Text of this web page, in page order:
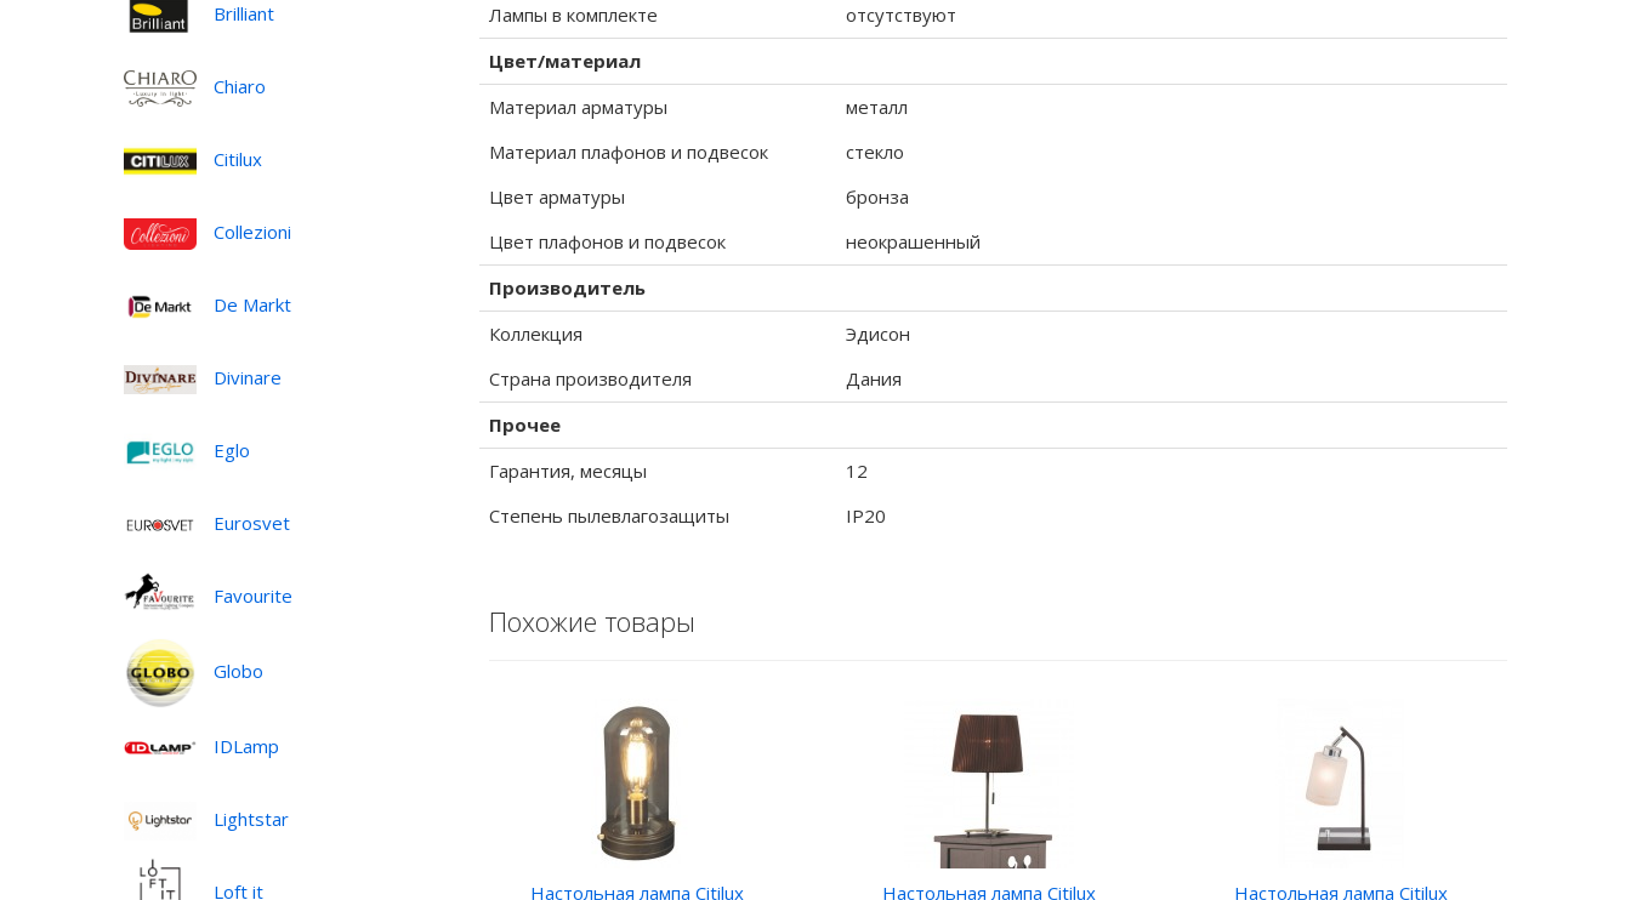
Brilliant
Chiaro
Citilux
Collezioni
De Markt
Divinare
Eglo
Eurosvet
Favourite
Globo
IDLamp
Lightstar
Loft it
Лампы в комплекте
отсутствуют
Цвет/материал
Материал арматуры
металл
Материал плафонов и подвесок
стекло
Цвет арматуры
бронза
Цвет плафонов и подвесок
неокрашенный
Производитель
Коллекция
Эдисон
Страна производителя
Дания
Прочее
Гарантия, месяцы
12
Степень пылевлагозащиты
IP20
Похожие товары
Настольная лампа Citilux
Настольная лампа Citilux
Настольная лампа Citilux